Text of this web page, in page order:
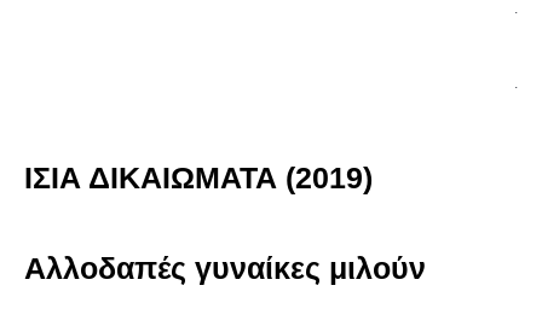
.
.
ΙΣΙΑ ΔΙΚΑΙΩΜΑΤΑ (2019)
Αλλοδαπές γυναίκες μιλούν